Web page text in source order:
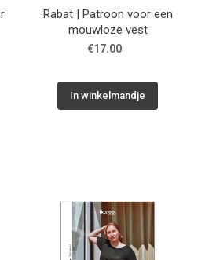
Rabat | Patroon voor een
mouwloze vest
€17.00
In winkelmandje